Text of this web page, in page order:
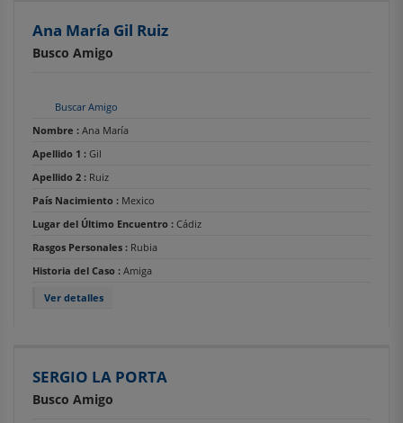
Ana María Gil Ruiz
Busco Amigo
Buscar Amigo
Nombre : Ana María
Apellido 1 : Gil
Apellido 2 : Ruiz
País Nacimiento : Mexico
Lugar del Último Encuentro : Cádiz
Rasgos Personales : Rubia
Historia del Caso : Amiga
Ver detalles
SERGIO LA PORTA
Busco Amigo